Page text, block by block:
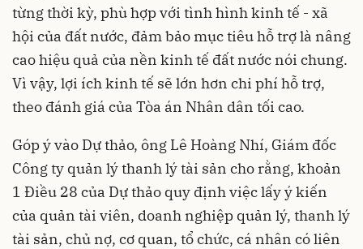
từng thời kỳ, phù hợp với tình hình kinh tế - xã
hội của đất nước, đảm bảo mục tiêu hỗ trợ là nâng
cao hiệu quả của nền kinh tế đất nước nói chung.
Vì vậy, lợi ích kinh tế sẽ lớn hơn chi phí hỗ trợ,
theo đánh giá của Tòa án Nhân dân tối cao.
Góp ý vào Dự thảo, ông Lê Hoàng Nhí, Giám đốc
Công ty quản lý thanh lý tài sản cho rằng, khoản
1 Điều 28 của Dự thảo quy định việc lấy ý kiến
của quản tài viên, doanh nghiệp quản lý, thanh lý
tài sản, chủ nợ, cơ quan, tổ chức, cá nhân có liên